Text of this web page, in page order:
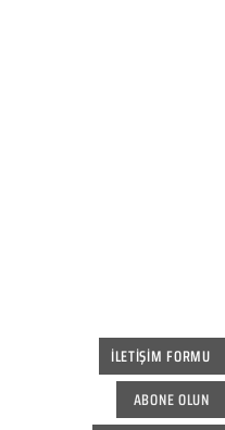
İLETİŞİM FORMU
ABONE OLUN